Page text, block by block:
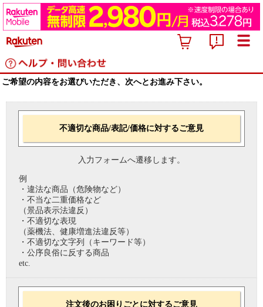
ご希望の内容をお選びいただき、次へとお進み下さい。
不適切な商品/表記/価格に対するご意見
入力フォームへ遷移します。
例
・違法な商品（危険物など）
・不当な二重価格など
（景品表示法違反）
・不適切な表現
（薬機法、健康増進法違反等）
・不適切な文字列（キーワード等）
・公序良俗に反する商品
etc.
注文後のお困りごとに対するご意見